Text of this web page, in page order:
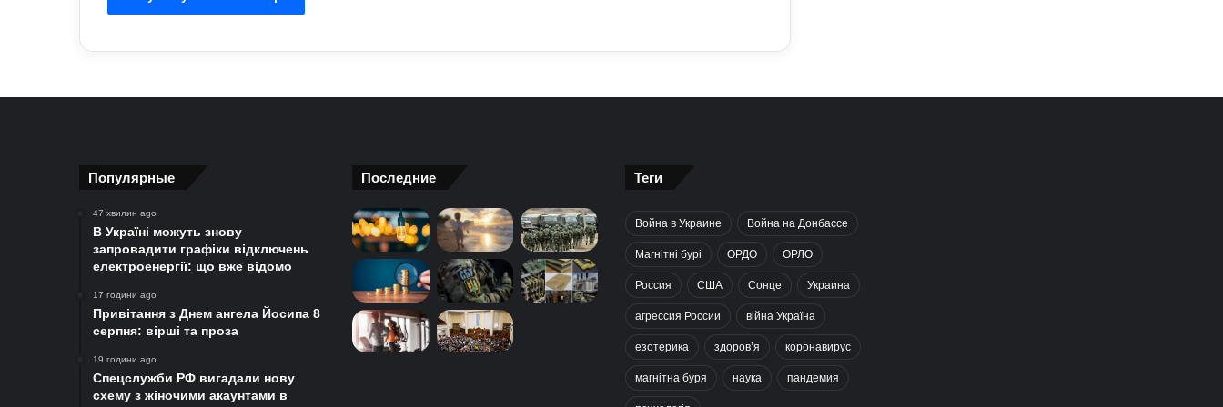
Популярные
47 хвилин ago
В Україні можуть знову
запровадити графіки відключень
електроенергії: що вже відомо
17 години ago
Привітання з Днем ангела Йосипа 8
серпня: вірші та проза
19 години ago
Спецслужби РФ вигадали нову
схему з жіночими акаунтами в
Последние Теги
Война в Украине Война на Донбассе
Магнітні бурі ОРДО ОРЛО
Россия США Сонце Украина
агрессия России війна Україна
езотерика здоров’я коронавирус
магнітна буря наука пандемия